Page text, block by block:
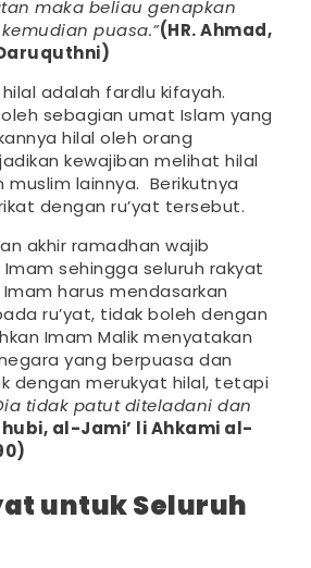
maka beliau genapkan
puasa.”(HR. Ahmad,
adalah fardlu kifayah.
sebagian umat Islam yang
hilal oleh orang
kewajiban melihat hilal
muslim lainnya. Berikutnya
dengan ru’yat tersebut.
akhir ramadhan wajib
sehingga seluruh rakyat
harus mendasarkan
ru’yat, tidak boleh dengan
Imam Malik menyatakan
yang berpuasa dan
dengan merukyat hilal, tetapi
tidak patut diteladani dan
al-Jami’ li Ahkami al-
untuk Seluruh